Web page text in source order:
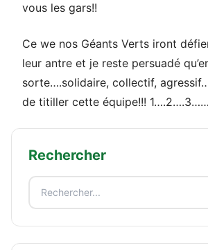
vous les gars!!
Ce we nos Géants Verts iront
leur antre et je reste persuadé
sorte….solidaire, collectif,
de titiller cette équipe!!!
Rechercher